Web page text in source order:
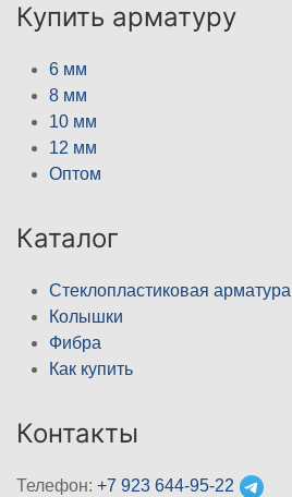
Купить арматуру
6 мм
8 мм
10 мм
12 мм
Оптом
Каталог
Стеклопластиковая арматура
Колышки
Фибра
Как купить
Контакты
Телефон: +7 923 644-95-22